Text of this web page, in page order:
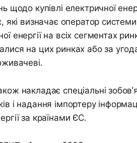
щодо купівлі електричної
які визначає оператор
енергії на всіх сегментах
на цих ринках або за
накладає спеціальні
і надання імпортеру
за країнами ЄС.